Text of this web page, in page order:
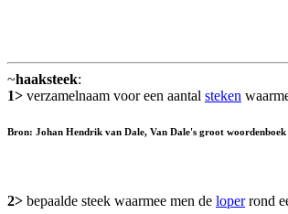
~haaksteek:
1> verzamelnaam voor een aantal steken
Bron: Johan Hendrik van Dale, Van Dale's groot
2> bepaalde steek waarmee men de loperrond